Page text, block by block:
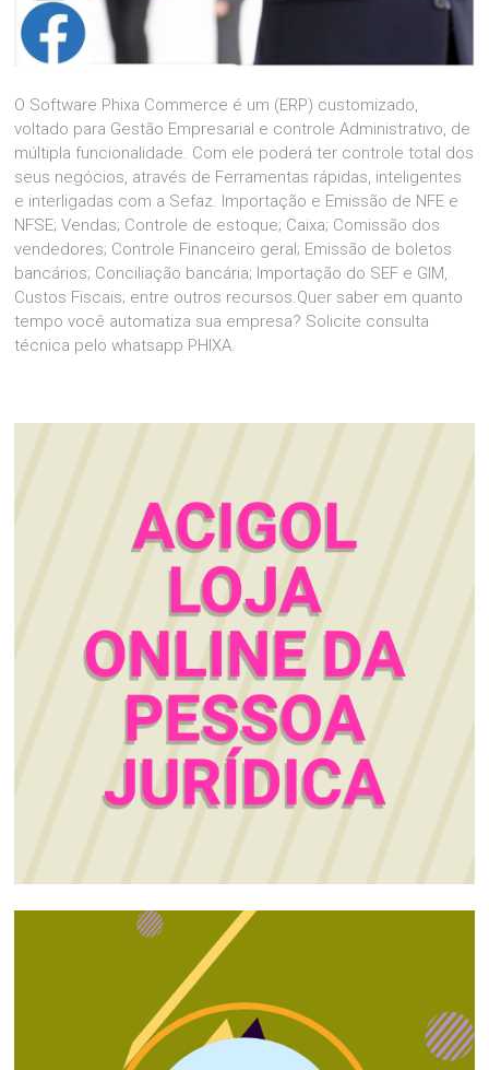
O Software Phixa Commerce é um (ERP) customizado,
voltado para Gestão Empresarial e controle Administrativo, de
múltipla funcionalidade. Com ele poderá ter controle total dos
seus negócios, através de Ferramentas rápidas, inteligentes
e interligadas com a Sefaz. Importação e Emissão de NFE e
NFSE; Vendas; Controle de estoque; Caixa; Comissão dos
vendedores; Controle Financeiro geral; Emissão de boletos
bancários; Conciliação bancária; Importação do SEF e GIM,
Custos Fiscais; entre outros recursos.Quer saber em quanto
tempo você automatiza sua empresa? Solicite consulta
técnica pelo whatsapp PHIXA.